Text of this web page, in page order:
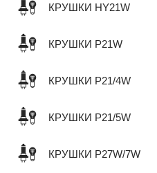
КРУШКИ HY21W
КРУШКИ P21W
КРУШКИ P21/4W
КРУШКИ P21/5W
КРУШКИ P27W/7W